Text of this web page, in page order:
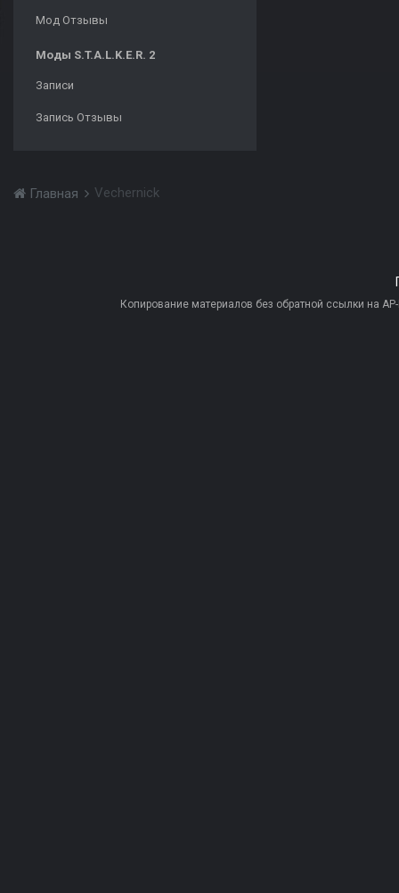
Мод Отзывы
Моды S.T.A.L.K.E.R. 2
Записи
Запись Отзывы
Главная Vechernick
Копирование материалов без обратной ссылки на